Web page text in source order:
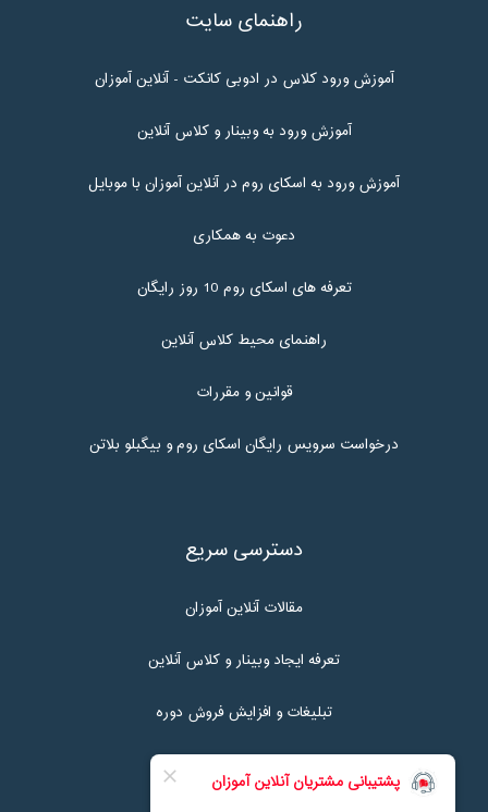
راهنمای سایت
آموزش ورود کلاس در ادوبی کانکت - آنلاین آموزان
آموزش ورود به وبینار و کلاس آنلاین
آموزش ورود به اسکای روم در آنلاین آموزان با موبایل
دعوت به همکاری
تعرفه های اسکای روم 10 روز رایگان
راهنمای محیط کلاس آنلاین
قوانین و مقررات
درخواست سرویس رایگان اسکای روم و بیگبلو بلاتن
دسترسی سریع
مقالات آنلاین آموزان
تعرفه ایجاد وبینار و کلاس آنلاین
تبلیغات و افزایش فروش دوره